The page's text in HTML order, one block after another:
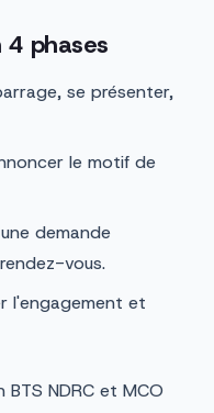
4 phases
se présenter,
le motif de
demande
vous.
l'engagement et
NDRC et MCO